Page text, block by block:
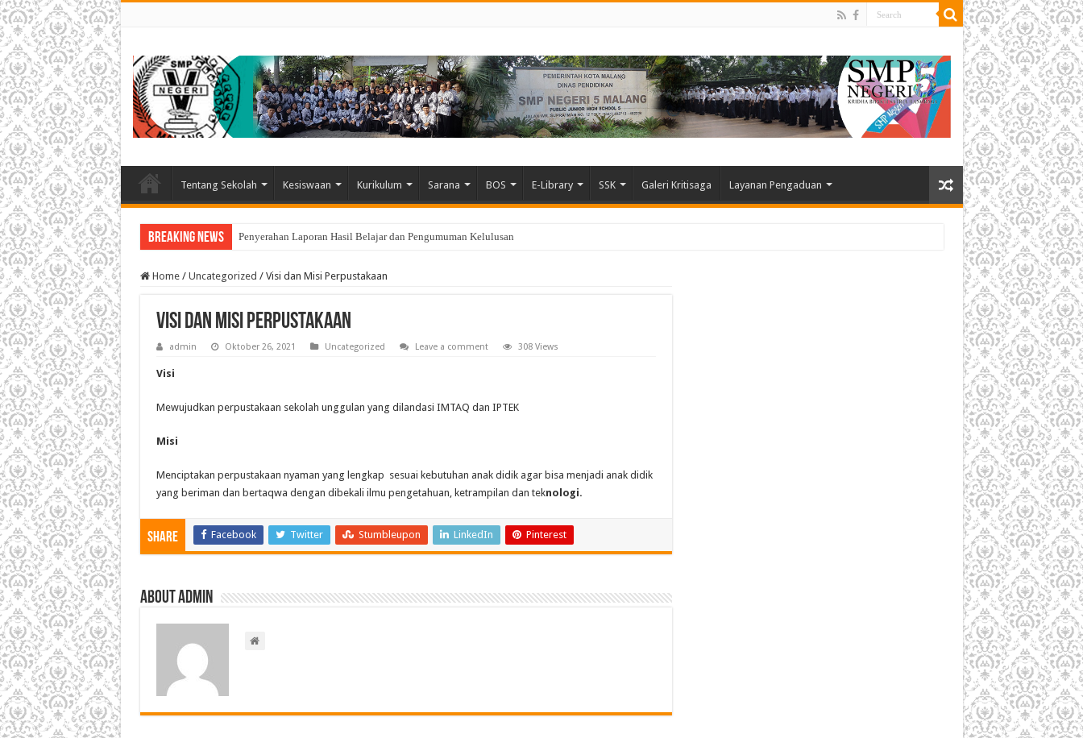
Tentang Sekolah Kesiswaan Kurikulum Sarana BOS E-Library SSK Galeri Kritisaga Layanan Pengaduan
Breaking News Penyerahan Laporan Hasil Belajar dan Pengumuman Kelulusan
Home / Uncategorized / Visi dan Misi Perpustakaan
Visi dan Misi Perpustakaan
admin Oktober 26, 2021 Uncategorized Leave a comment 308 Views
Visi
Mewujudkan perpustakaan sekolah unggulan yang dilandasi IMTAQ dan IPTEK
Misi
Menciptakan perpustakaan nyaman yang lengkap sesuai kebutuhan anak didik agar bisa menjadi anak didik
yang beriman dan bertaqwa dengan dibekali ilmu pengetahuan, ketrampilan dan teknologi.
Share Facebook Twitter Stumbleupon LinkedIn Pinterest
About admin